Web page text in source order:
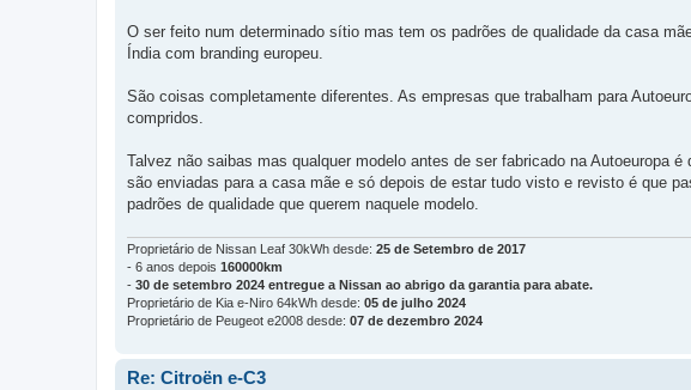
O ser feito num determinado sítio mas tem os padrões de qualidade da casa
Índia com branding europeu.
São coisas completamente diferentes. As empresas que trabalham para
compridos.
Talvez não saibas mas qualquer modelo antes de ser fabricado na Autoeuropa
são enviadas para a casa mãe e só depois de estar tudo visto e revisto é que
padrões de qualidade que querem naquele modelo.
Proprietário de Nissan Leaf 30kWh desde: 25 de Setembro de 2017
- 6 anos depois 160000km
- 30 de setembro 2024 entregue a Nissan ao abrigo da garantia para abate.
Proprietário de Kia e-Niro 64kWh desde: 05 de julho 2024
Proprietário de Peugeot e2008 desde: 07 de dezembro 2024
Re: Citroën e-C3